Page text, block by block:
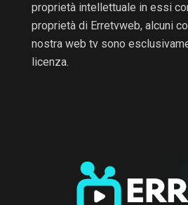
proprietà intellettuale in essi
proprietà di Erretvweb, alcuni
nostra web tv sono
licenza.